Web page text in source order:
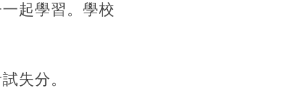
起學習。學校
失分。